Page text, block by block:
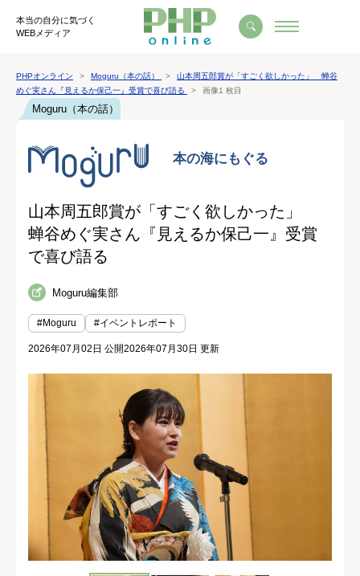
本当の自分に気づく
WEBメディア
PHPオンライン Moguru（本の話）
山本周五郎賞が「すごく欲しかった」 蝉谷
めぐ実さん『見えるか保己一』受賞で喜び語る
画像1 枚目
Moguru（本の話）
山本周五郎賞が「すごく欲しかった」
蝉谷めぐ実さん『見えるか保己一』受賞
で喜び語る
Moguru編集部
#Moguru #イベントレポート
2026年07月02日 公開2026年07月30日 更新